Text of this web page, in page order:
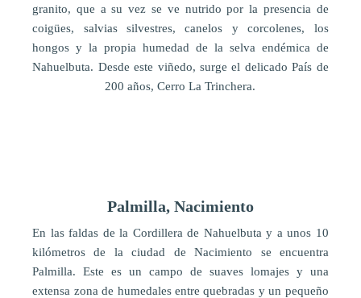
granito, que a su vez se ve nutrido por la presencia de
coigües, salvias silvestres, canelos y corcolenes, los
hongos y la propia humedad de la selva endémica de
Nahuelbuta. Desde este viñedo, surge el delicado País de
200 años, Cerro La Trinchera.
Palmilla, Nacimiento
En las faldas de la Cordillera de Nahuelbuta y a unos 10
kilómetros de la ciudad de Nacimiento se encuentra
Palmilla. Este es un campo de suaves lomajes y una
extensa zona de humedales entre quebradas y un pequeño